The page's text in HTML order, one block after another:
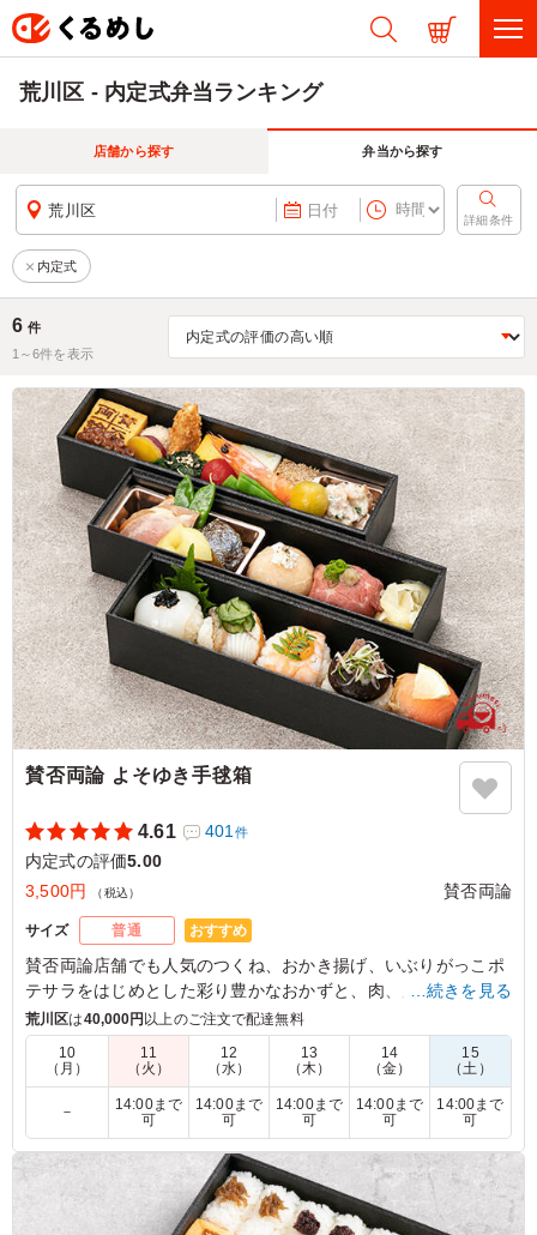
荒川区 - 内定式弁当ランキング
店舗から探す 弁当から探す
荒川区 日付
詳細条件
内定式
6 件
1～6件を表示
賛否両論 よそゆき手毬箱
4.61 401件
内定式の評価5.00
3,500円
（税込） 賛否両論
サイズ 普通 おすすめ
賛否両論店舗でも人気のつくね、おかき揚げ、いぶりがっこポ
テサラをはじめとした彩り豊かなおかずと、肉、魚、野菜を使
用した7種類の手毬寿司を一緒に詰め込みました。
見て楽しい！食べて美味しい！ハレの日にもぴったりな、ちょ
っとよそいき気分のお弁当です。
【弁当内容】
賛否両論のたまご焼き/いぶりがっことマスカルポーネのポテト
サラダ/鶏の松風焼き/牛蒡おかき揚げ/鶏つくね・海老・いんげ
んの旨煮/たこの柔らか煮/青菜の胡麻和え/さつまいもレモン煮/
杏トマト/季節のしんじょう/にんじんカステラ
…続きを見る
荒川区は40,000円 以上のご注文で配達無料
10
（月）
11
（火）
12
（水）
13
（木）
14
（金）
15
（土）
－
14:00まで
可
14:00まで
可
14:00まで
可
14:00まで
可
14:00まで
可